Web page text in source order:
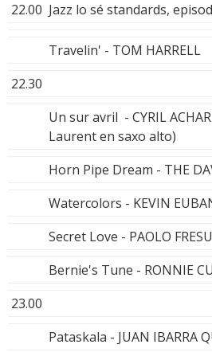
22.00 Jazz lo sé standards,
Travelin' - TOM HARRELL
22.30
Un sur avril - CYRIL
Laurent en saxo alto)
Horn Pipe Dream - THE
Watercolors - KEVIN
Secret Love - PAOLO
Bernie's Tune - RONNIE
23.00
Pataskala - JUAN IBARRA